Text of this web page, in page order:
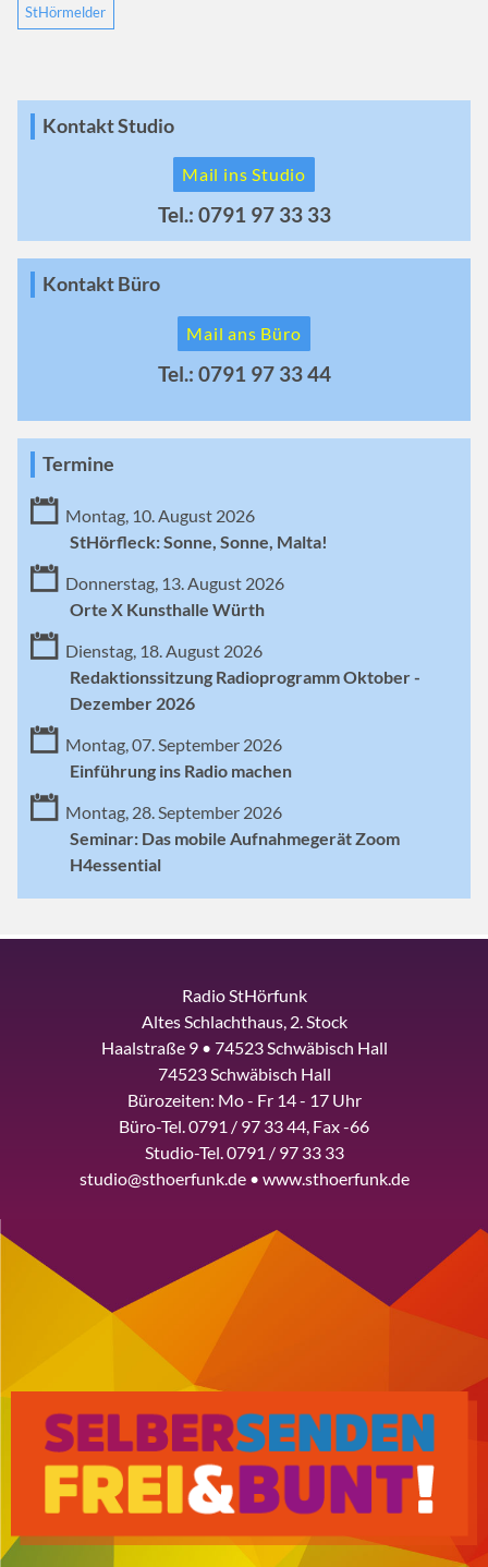
StHörmelder
Kontakt Studio
Mail ins Studio
Tel.: 0791 97 33 33
Kontakt Büro
Mail ans Büro
Tel.: 0791 97 33 44
Termine
Montag, 10. August 2026
StHörfleck: Sonne, Sonne, Malta!
Donnerstag, 13. August 2026
Orte X Kunsthalle Würth
Dienstag, 18. August 2026
Redaktionssitzung Radioprogramm Oktober -
Dezember 2026
Montag, 07. September 2026
Einführung ins Radio machen
Montag, 28. September 2026
Seminar: Das mobile Aufnahmegerät Zoom
H4essential
Radio StHörfunk
Altes Schlachthaus, 2. Stock
Haalstraße 9 • 74523 Schwäbisch Hall
74523 Schwäbisch Hall
Bürozeiten: Mo - Fr 14 - 17 Uhr
Büro-Tel. 0791 / 97 33 44, Fax -66
Studio-Tel. 0791 / 97 33 33
studio@sthoerfunk.de • www.sthoerfunk.de